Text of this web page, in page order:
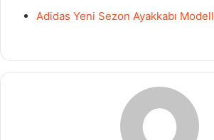
Adidas Yeni Sezon Ayakkabı